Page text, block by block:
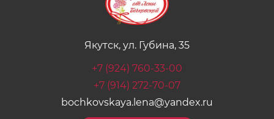
Якутск, ул. Губина, 35
+7 (924) 760-33-00
+7 (914) 272-70-07
bochkovskaya.lena@yandex.ru